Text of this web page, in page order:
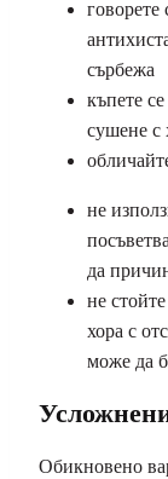
говорете
сърбежа
къпете
сушене с
не
да
не
хора с
може да
Обикновено